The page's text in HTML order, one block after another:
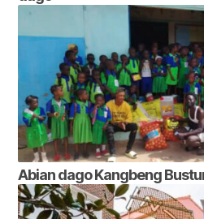
Abian dago Kangbeng